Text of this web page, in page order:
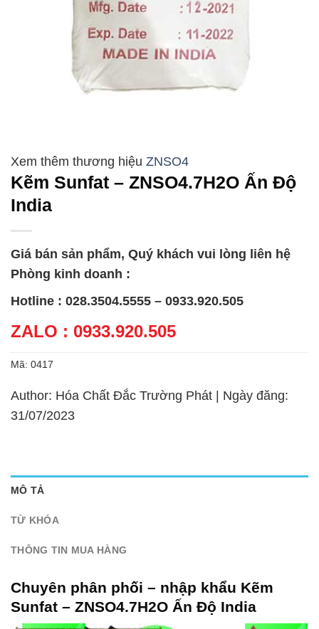
ZNSO4
Kẽm Sunfat – ZNSO4.7H2O Ấn Độ
India
Giá bán sản phẩm, Quý khách vui lòng liên hệ
Phòng kinh doanh :
Hotline : 028.3504.5555 – 0933.920.505
ZALO : 0933.920.505
Mã: 0417
Author: Hóa Chất Đắc Trường Phát | Ngày đăng:
31/07/2023
MÔ TẢ
TỪ KHÓA
THÔNG TIN MUA HÀNG
Chuyên phân phối – nhập khẩu Kẽm
Sunfat – ZNSO4.7H2O Ấn Độ India